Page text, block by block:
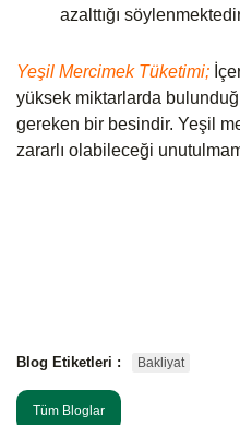
azalttığı
Yeşil Mercimek Tüketimi;
yüksek miktarlarda
gereken bir besindir. Yeşil
zararlı olabileceği
Blog Etiketleri : Bakliyat
Tüm Bloglar